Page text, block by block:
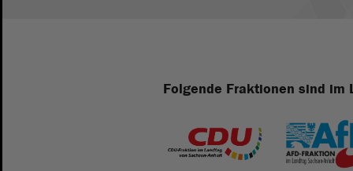
Folgende Fraktionen sind im